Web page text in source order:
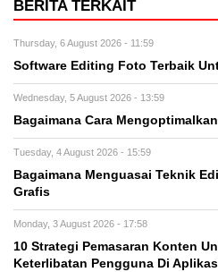
BERITA TERKAIT
Thursday, 6 August 2026 - 11:59
Software Editing Foto Terbaik
Wednesday, 5 August 2026 - 13:59
Bagaimana Cara
Tuesday, 4 August 2026 - 15:59
Bagaimana Menguasai Teknik
Grafis
Monday, 3 August 2026 - 17:58
10 Strategi Pemasaran Konten
Keterlibatan Pengguna Di